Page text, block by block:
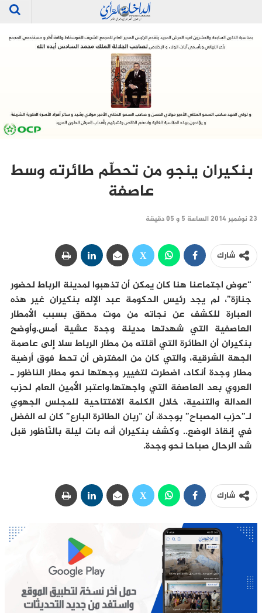
بنكيران ينجو من تحطّم طائرته وسط
عاصفة
23 نوفمبر 2014 الساعة 5 و 05 دقيقة
شارك
“عوض اجتماعنا هنا كان يمكن أن تذهبوا لمدينة الرباط لحضور
جنازة”، لم يجد رئيس الحكومة عبد الإله بنكيران غير هذه
العبارة للكشف عن نجاته من موت محقق بسبب الأمطار
العاصفية التي شهدتها مدينة وجدة عشية أمس.وأوضح
بنكيران أن الطائرة التي أقلته من مطار الرباط سلا إلى عاصمة
الجهة الشرقية، والتي كان من المفترض أن تحط فوق أرضية
مطار وجدة أنكاد، اضطرت لتغيير وجهتها نحو مطار الناظور ـ
العروي بعد العاصفة التي واجهتها.واعتبر الأمين العام لحزب
العدالة والتنمية، خلال الكلمة الافتتاحية للمجلس الجهوي
لـ”حزب المصباح” بوجدة، أن “ربان الطائرة البارع” كان له الفضل
في إنقاذ الوضع.. وكشف بنكيران أنه بات ليلة بالنّاظور قبل
شد الرحال صباحا نحو وجدة.
شارك